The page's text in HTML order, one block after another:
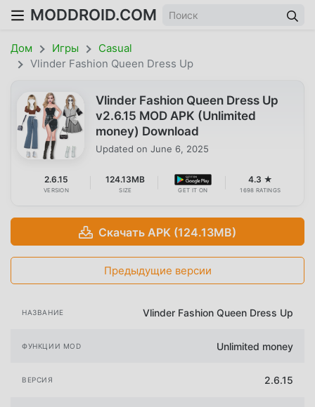
MODDROID.COM
Дом Игры
Casual
Vlinder Fashion Queen Dress Up
Vlinder Fashion Queen Dress Up
v2.6.15 MOD APK (Unlimited
money) Download
Updated on June 6, 2025
2.6.15
VERSION
124.13MB
SIZE GET IT ON
4.3 ★
1698 RATINGS
Скачать APK (124.13MB)
Предыдущие версии
НАЗВАНИЕ Vlinder Fashion Queen Dress Up
ФУНКЦИИ MOD Unlimited money
ВЕРСИЯ 2.6.15